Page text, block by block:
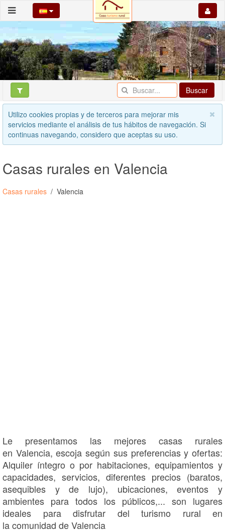
Buscar
Utilizo cookies propias y de terceros para mejorar mis
servicios mediante el análisis de tus hábitos de navegación. Si
continuas navegando, considero que aceptas su uso.
Casas rurales en Valencia
Casas rurales Valencia
Le presentamos las mejores casas rurales
en Valencia, escoja según sus preferencias y ofertas:
Alquiler íntegro o por habitaciones, equipamientos y
capacidades, servicios, diferentes precios (baratos,
asequibles y de lujo), ubicaciones, eventos y
ambientes para todos los públicos,... son lugares
ideales para disfrutar del turismo rural en
la comunidad de Valencia